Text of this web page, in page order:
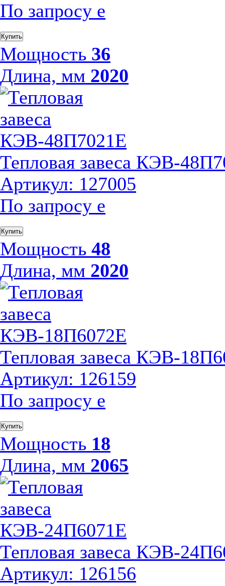
По запросу е
Купить
Мощность 36
Длина, мм 2020
Тепловая завеса КЭВ-
Артикул: 127005
По запросу е
Купить
Мощность 48
Длина, мм 2020
Тепловая завеса КЭВ-
Артикул: 126159
По запросу е
Купить
Мощность 18
Длина, мм 2065
Тепловая завеса КЭВ-
Артикул: 126156